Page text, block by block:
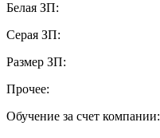
Белая ЗП:
Серая ЗП:
Размер ЗП:
Прочее:
Обучение за счет компании: